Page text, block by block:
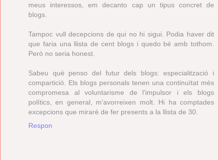
meus interessos, em decanto cap un tipus concret de
blogs.
Tampoc vull decepcions de qui no hi sigui. Podia haver dit
que faria una llista de cent blogs i quedo bé amb tothom.
Però no seria honest.
Sabeu què penso del futur dels blogs: especialització i
compartició. Els blogs personals tenen una continuïtat més
compromesa al voluntarisme de l'impulsor i els blogs
polítics, en general, m'avorreixen molt. Hi ha comptades
excepcions que miraré de fer presents a la llista de 30.
Respon